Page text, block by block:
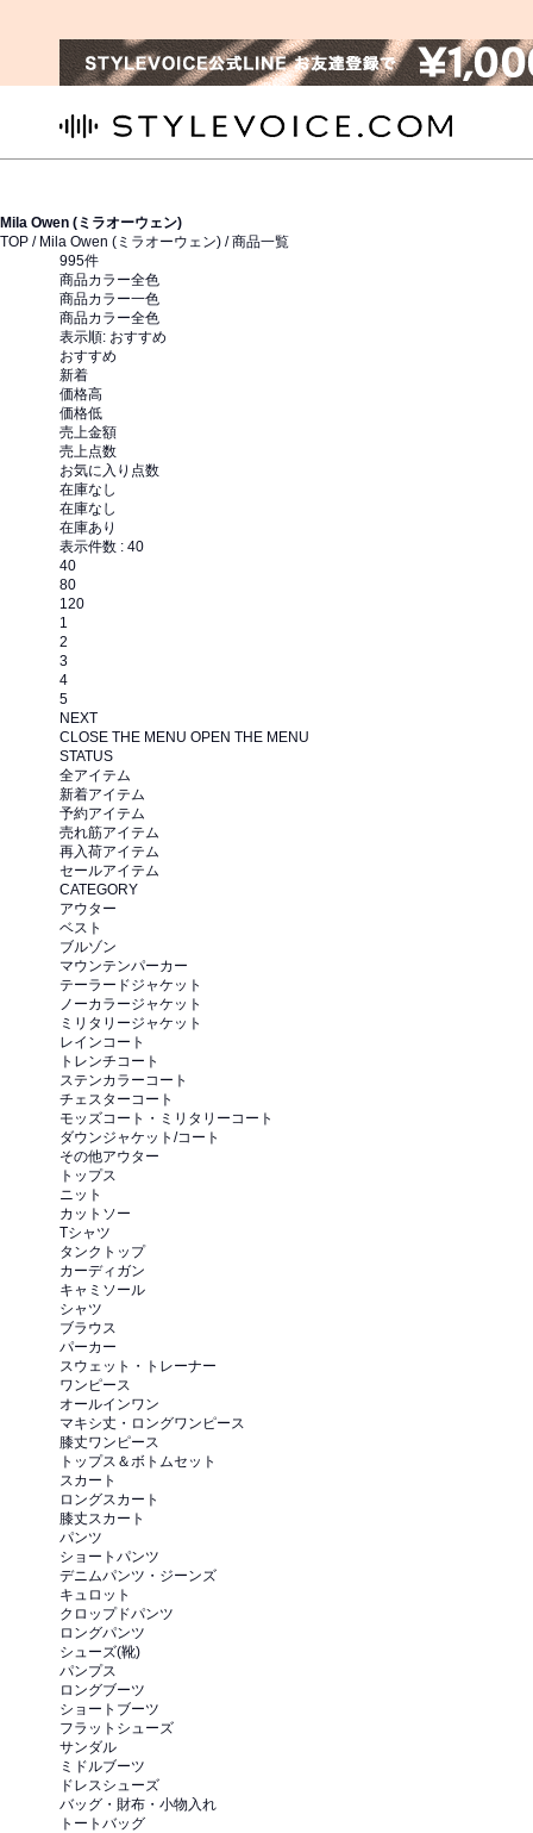
Mila Owen (ミラオーウェン)
TOP / Mila Owen (ミラオーウェン) / 商品一覧
995件
商品カラー全色
商品カラー一色
商品カラー全色
表示順: おすすめ
おすすめ
新着
価格高
価格低
売上金額
売上点数
お気に入り点数
在庫なし
在庫なし
在庫あり
表示件数 : 40
40
80
120
1
2
3
4
5
NEXT
CLOSE THE MENU OPEN THE MENU
STATUS
全アイテム
新着アイテム
予約アイテム
売れ筋アイテム
再入荷アイテム
セールアイテム
CATEGORY
アウター
ベスト
ブルゾン
マウンテンパーカー
テーラードジャケット
ノーカラージャケット
ミリタリージャケット
レインコート
トレンチコート
ステンカラーコート
チェスターコート
モッズコート・ミリタリーコート
ダウンジャケット/コート
その他アウター
トップス
ニット
カットソー
Tシャツ
タンクトップ
カーディガン
キャミソール
シャツ
ブラウス
パーカー
スウェット・トレーナー
ワンピース
オールインワン
マキシ丈・ロングワンピース
膝丈ワンピース
トップス＆ボトムセット
スカート
ロングスカート
膝丈スカート
パンツ
ショートパンツ
デニムパンツ・ジーンズ
キュロット
クロップドパンツ
ロングパンツ
シューズ(靴)
パンプス
ロングブーツ
ショートブーツ
フラットシューズ
サンダル
ミドルブーツ
ドレスシューズ
バッグ・財布・小物入れ
トートバッグ